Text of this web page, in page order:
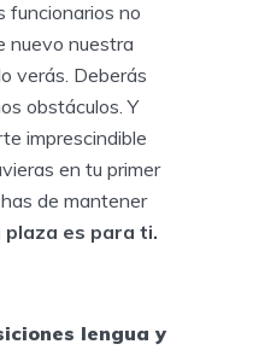
funcionarios no
nuevo nuestra
verás. Deberás
obstáculos. Y
imprescindible
en tu primer
de mantener
plaza es para ti.
lengua y